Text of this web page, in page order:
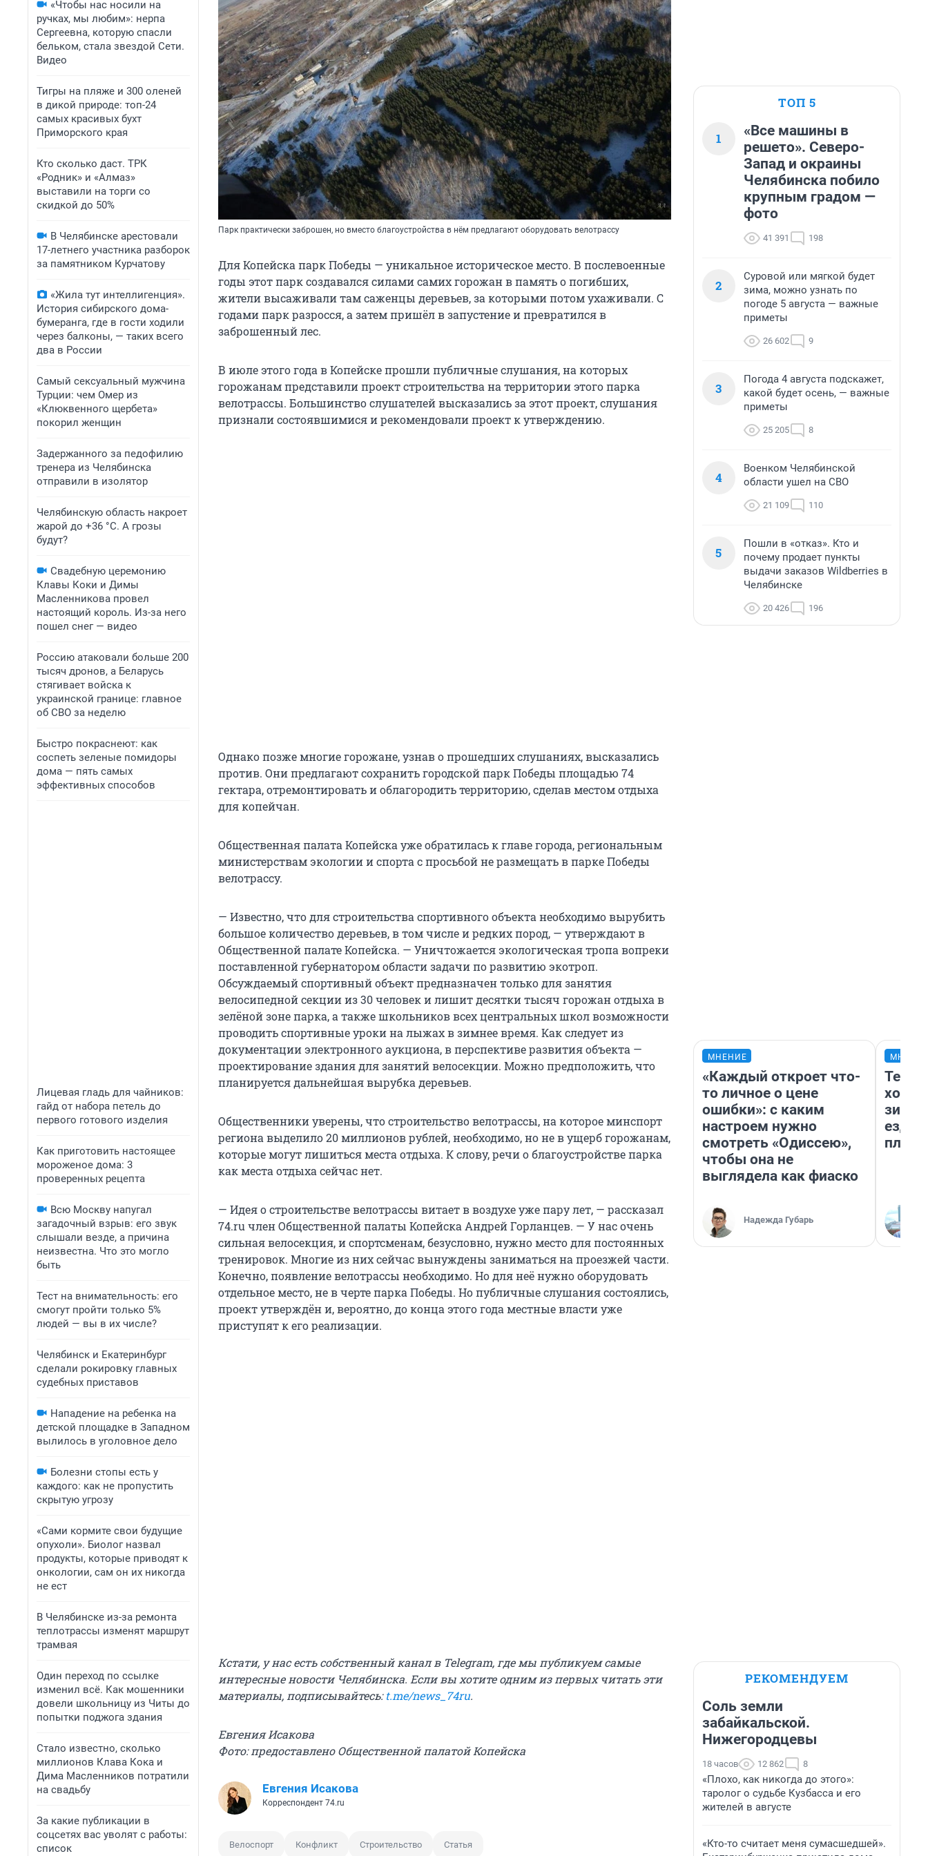
«Чтобы нас носили на
ручках, мы любим»: нерпа
Сергеевна, которую спасли
бельком, стала звездой Сети.
Видео
Тигры на пляже и 300 оленей
в дикой природе: топ-24
самых красивых бухт
Приморского края
Кто сколько даст. ТРК
«Родник» и «Алмаз»
выставили на торги со
скидкой до 50%
В Челябинске арестовали
17-летнего участника разборок
за памятником Курчатову
«Жила тут интеллигенция».
История сибирского дома-
бумеранга, где в гости ходили
через балконы, — таких всего
два в России
Самый сексуальный мужчина
Турции: чем Омер из
«Клюквенного щербета»
покорил женщин
Задержанного за педофилию
тренера из Челябинска
отправили в изолятор
Челябинскую область накроет
жарой до +36 °C. А грозы
будут?
Свадебную церемонию
Клавы Коки и Димы
Масленникова провел
настоящий король. Из-за него
пошел снег — видео
Россию атаковали больше 200
тысяч дронов, а Беларусь
стягивает войска к
украинской границе: главное
об СВО за неделю
Быстро покраснеют: как
соспеть зеленые помидоры
дома — пять самых
эффективных способов
Лицевая гладь для чайников:
гайд от набора петель до
первого готового изделия
Как приготовить настоящее
мороженое дома: 3
проверенных рецепта
Всю Москву напугал
загадочный взрыв: его звук
слышали везде, а причина
неизвестна. Что это могло
быть
Тест на внимательность: его
смогут пройти только 5%
людей — вы в их числе?
Челябинск и Екатеринбург
сделали рокировку главных
судебных приставов
Нападение на ребенка на
детской площадке в Западном
вылилось в уголовное дело
Болезни стопы есть у
каждого: как не пропустить
скрытую угрозу
«Сами кормите свои будущие
опухоли». Биолог назвал
продукты, которые приводят к
онкологии, сам он их никогда
не ест
В Челябинске из-за ремонта
теплотрассы изменят маршрут
трамвая
Один переход по ссылке
изменил всё. Как мошенники
довели школьницу из Читы до
попытки поджога здания
Стало известно, сколько
миллионов Клава Кока и
Дима Масленников потратили
на свадьбу
За какие публикации в
соцсетях вас уволят с работы:
список
Парк практически заброшен, но вместо благоустройства в нём предлагают оборудовать велотрассу
Для Копейска парк Победы — уникальное историческое место. В послевоенные
годы этот парк создавался силами самих горожан в память о погибших,
жители высаживали там саженцы деревьев, за которыми потом ухаживали. С
годами парк разросся, а затем пришёл в запустение и превратился в
заброшенный лес.
В июле этого года в Копейске прошли публичные слушания, на которых
горожанам представили проект строительства на территории этого парка
велотрассы. Большинство слушателей высказались за этот проект, слушания
признали состоявшимися и рекомендовали проект к утверждению.
Однако позже многие горожане, узнав о прошедших слушаниях, высказались
против. Они предлагают сохранить городской парк Победы площадью 74
гектара, отремонтировать и облагородить территорию, сделав местом отдыха
для копейчан.
Общественная палата Копейска уже обратилась к главе города, региональным
министерствам экологии и спорта с просьбой не размещать в парке Победы
велотрассу.
— Известно, что для строительства спортивного объекта необходимо вырубить
большое количество деревьев, в том числе и редких пород, — утверждают в
Общественной палате Копейска. — Уничтожается экологическая тропа вопреки
поставленной губернатором области задачи по развитию экотроп.
Обсуждаемый спортивный объект предназначен только для занятия
велосипедной секции из 30 человек и лишит десятки тысяч горожан отдыха в
зелёной зоне парка, а также школьников всех центральных школ возможности
проводить спортивные уроки на лыжах в зимнее время. Как следует из
документации электронного аукциона, в перспективе развития объекта —
проектирование здания для занятий велосекции. Можно предположить, что
планируется дальнейшая вырубка деревьев.
Общественники уверены, что строительство велотрассы, на которое минспорт
региона выделило 20 миллионов рублей, необходимо, но не в ущерб горожанам,
которые могут лишиться места отдыха. К слову, речи о благоустройстве парка
как места отдыха сейчас нет.
— Идея о строительстве велотрассы витает в воздухе уже пару лет, — рассказал
74.ru член Общественной палаты Копейска Андрей Горланцев. — У нас очень
сильная велосекция, и спортсменам, безусловно, нужно место для постоянных
тренировок. Многие из них сейчас вынуждены заниматься на проезжей части.
Конечно, появление велотрассы необходимо. Но для неё нужно оборудовать
отдельное место, не в черте парка Победы. Но публичные слушания состоялись,
проект утверждён и, вероятно, до конца этого года местные власти уже
приступят к его реализации.
Кстати, у нас есть собственный канал в Telegram, где мы публикуем самые
интересные новости Челябинска. Если вы хотите одним из первых читать эти
материалы, подписывайтесь:t.me/news_74ru.
Евгения Исакова
Фото: предоставлено Общественной палатой Копейска
Евгения Исакова
Корреспондент 74.ru
Велоспорт Конфликт Строительство Статья
ТОП 5
1
«Все машины в
решето». Северо-
Запад и окраины
Челябинска побило
крупным градом —
фото
41 391 198
2
Суровой или мягкой будет
зима, можно узнать по
погоде 5 августа — важные
приметы
26 602 9
3
Погода 4 августа подскажет,
какой будет осень, — важные
приметы
25 205 8
4
Военком Челябинской
области ушел на СВО
21 109 110
5
Пошли в «отказ». Кто и
почему продает пункты
выдачи заказов Wildberries в
Челябинске
20 426 196
МНЕНИЕ
«Каждый откроет что-
то личное о цене
ошибки»: с каким
настроем нужно
смотреть «Одиссею»,
чтобы она не
выглядела как фиаско
Надежда Губарь
ездит
РЕКОМЕНДУЕМ
Соль земли
забайкальской.
Нижегородцевы
18 часов 12 862 8
«Плохо, как никогда до этого»:
таролог о судьбе Кузбасса и его
жителей в августе
«Кто-то считает меня сумасшедшей».